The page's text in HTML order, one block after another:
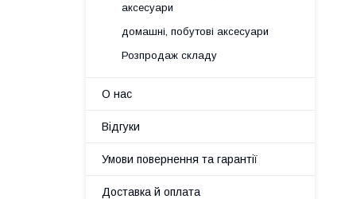
аксесуари
домашні, побутові аксесуари
Розпродаж складу
О нас
Відгуки
Умови повернення та гарантії
Доставка й оплата